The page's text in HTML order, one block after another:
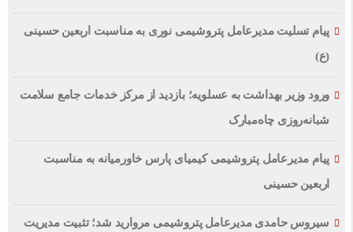
پیام تسلیت مدیرعامل پتروشیمی نوری به مناسبت اربعین حسینی
(ع)
ورود وزیر بهداشت به عسلویه؛ بازدید از مرکز خدمات جامع سلامت
شبانه‌روزی چاه‌مبارک
پیام مدیرعامل پتروشیمی کیمیای پارس خاورمیانه به مناسبت
اربعین حسینی
سیروس حامدی مدیرعامل پتروشیمی مروارید شد؛ تثبیت مدیریت